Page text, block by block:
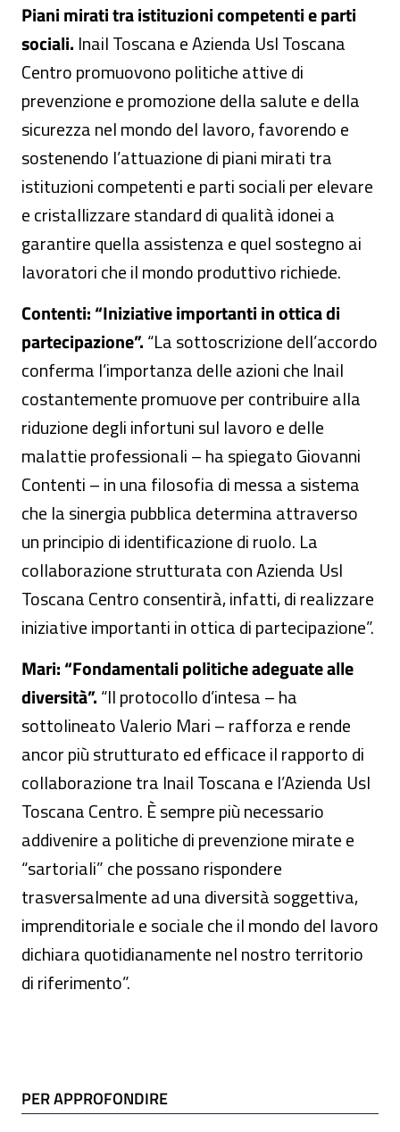
Piani mirati tra istituzioni competenti e parti
sociali. Inail Toscana e Azienda Usl Toscana
Centro promuovono politiche attive di
prevenzione e promozione della salute e della
sicurezza nel mondo del lavoro, favorendo e
sostenendo l’attuazione di piani mirati tra
istituzioni competenti e parti sociali per elevare
e cristallizzare standard di qualità idonei a
garantire quella assistenza e quel sostegno ai
lavoratori che il mondo produttivo richiede.
Contenti: “Iniziative importanti in ottica di
partecipazione”.“La sottoscrizione dell’accordo
conferma l’importanza delle azioni che Inail
costantemente promuove per contribuire alla
riduzione degli infortuni sul lavoro e delle
malattie professionali – ha spiegato Giovanni
Contenti – in una filosofia di messa a sistema
che la sinergia pubblica determina attraverso
un principio di identificazione di ruolo. La
collaborazione strutturata con Azienda Usl
Toscana Centro consentirà, infatti, di realizzare
iniziative importanti in ottica di partecipazione”.
Mari: “Fondamentali politiche adeguate alle
diversità”.“Il protocollo d’intesa – ha
sottolineato Valerio Mari – rafforza e rende
ancor più strutturato ed efficace il rapporto di
collaborazione tra Inail Toscana e l’Azienda Usl
Toscana Centro. È sempre più necessario
addivenire a politiche di prevenzione mirate e
“sartoriali” che possano rispondere
trasversalmente ad una diversità soggettiva,
imprenditoriale e sociale che il mondo del lavoro
dichiara quotidianamente nel nostro territorio
di riferimento”.
TI POTREBBE INTERESSARE
PER APPROFONDIRE